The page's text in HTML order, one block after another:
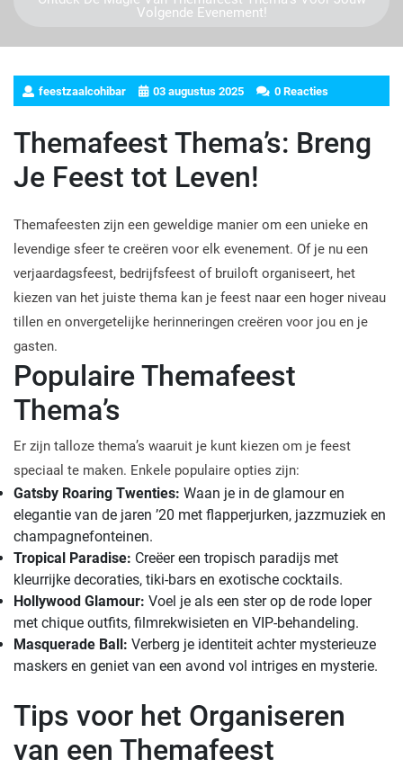
Volgende Evenement!
feestzaalcohibar 03 augustus 2025 0 Reacties
Themafeest Thema’s: Breng
Je Feest tot Leven!
Themafeesten zijn een geweldige manier om een unieke en
levendige sfeer te creëren voor elk evenement. Of je nu een
verjaardagsfeest, bedrijfsfeest of bruiloft organiseert, het
kiezen van het juiste thema kan je feest naar een hoger niveau
tillen en onvergetelijke herinneringen creëren voor jou en je
gasten.
Populaire Themafeest
Thema’s
Er zijn talloze thema’s waaruit je kunt kiezen om je feest
speciaal te maken. Enkele populaire opties zijn:
Gatsby Roaring Twenties: Waan je in de glamour en
elegantie van de jaren ’20 met flapperjurken, jazzmuziek en
champagnefonteinen.
Tropical Paradise: Creëer een tropisch paradijs met
kleurrijke decoraties, tiki-bars en exotische cocktails.
Hollywood Glamour: Voel je als een ster op de rode loper
met chique outfits, filmrekwisieten en VIP-behandeling.
Masquerade Ball: Verberg je identiteit achter mysterieuze
maskers en geniet van een avond vol intriges en mysterie.
Tips voor het Organiseren
van een Themafeest